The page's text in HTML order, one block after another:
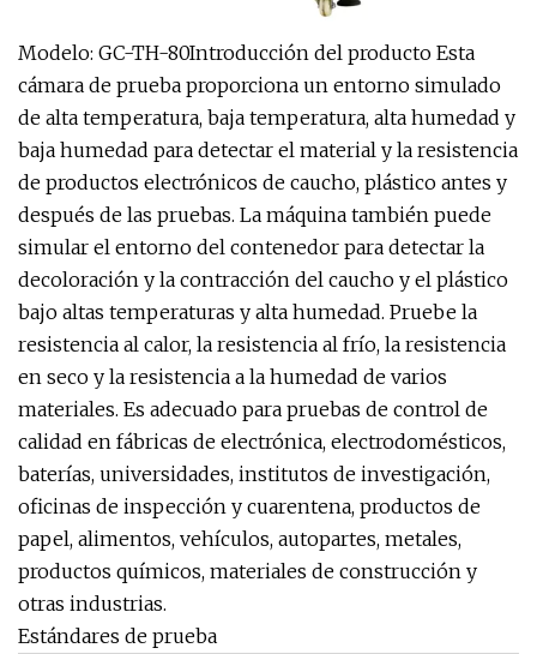
Modelo: GC-TH-80Introducción del producto Esta
cámara de prueba proporciona un entorno simulado
de alta temperatura, baja temperatura, alta humedad y
baja humedad para detectar el material y la resistencia
de productos electrónicos de caucho, plástico antes y
después de las pruebas. La máquina también puede
simular el entorno del contenedor para detectar la
decoloración y la contracción del caucho y el plástico
bajo altas temperaturas y alta humedad. Pruebe la
resistencia al calor, la resistencia al frío, la resistencia
en seco y la resistencia a la humedad de varios
materiales. Es adecuado para pruebas de control de
calidad en fábricas de electrónica, electrodomésticos,
baterías, universidades, institutos de investigación,
oficinas de inspección y cuarentena, productos de
papel, alimentos, vehículos, autopartes, metales,
productos químicos, materiales de construcción y
otras industrias.
Estándares de prueba